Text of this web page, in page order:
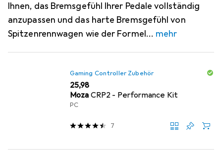
Ihnen, das Bremsgefühl Ihrer Pedale vollständig
anzupassen und das harte Bremsgefühl von
Spitzenrennwagen wie der Formel
mehr
Gaming Controller Zubehör
EUR
25,98
Moza CRP2 - Performance Kit
PC
7